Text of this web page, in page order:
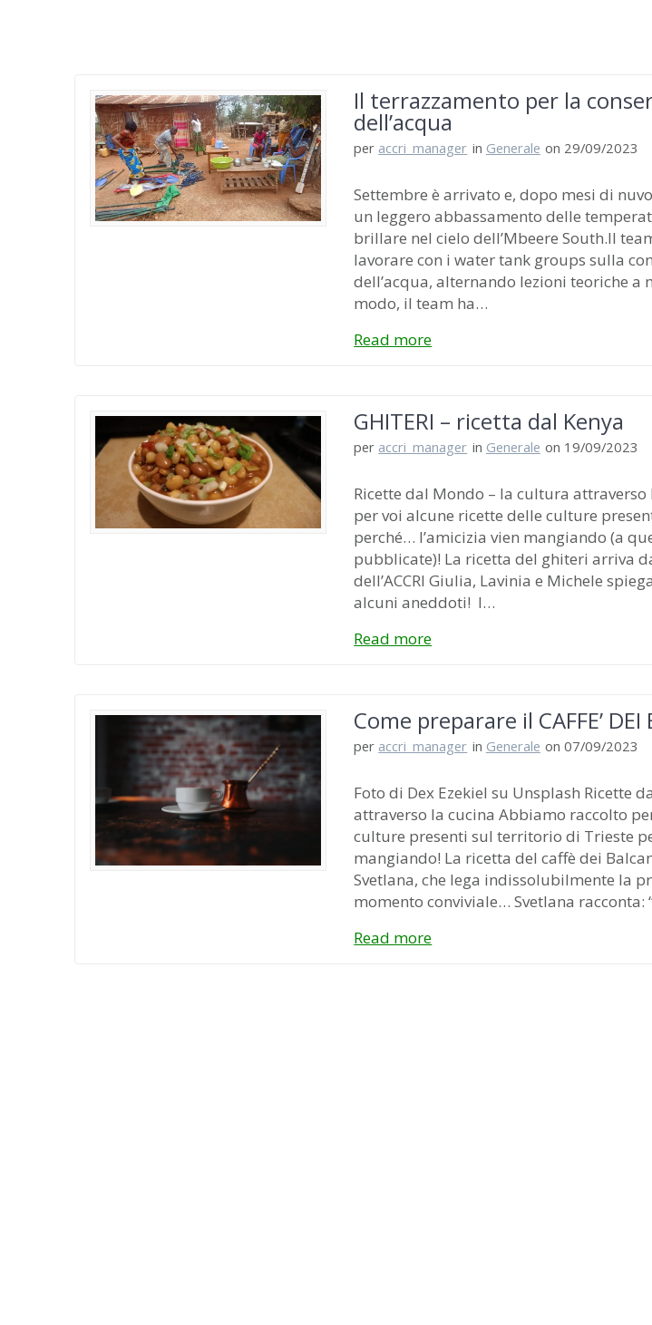
Il terrazzamento per la
dell’acqua
per accri_manager in Generale on 29/09/2023
Settembre è arrivato e, dopo mesi di
un leggero abbassamento delle
brillare nel cielo dell’Mbeere South.Il
lavorare con i water tank groups sulla
dell’acqua, alternando lezioni teoriche
modo, il team ha…
Read more
GHITERI – ricetta dal Kenya
per accri_manager in Generale on 19/09/2023
Ricette dal Mondo – la cultura
per voi alcune ricette delle culture
perché… l’amicizia vien mangiando (a
pubblicate)! La ricetta del ghiteri arriva
dell’ACCRI Giulia, Lavinia e Michele
alcuni aneddoti! I…
Read more
Come preparare il CAFFE’ DEI
per accri_manager in Generale on 07/09/2023
Foto di Dex Ezekiel su Unsplash Ricette
attraverso la cucina Abbiamo raccolto
culture presenti sul territorio di Trieste
mangiando! La ricetta del caffè dei
Svetlana, che lega indissolubilmente la
momento conviviale… Svetlana racconta:
Read more